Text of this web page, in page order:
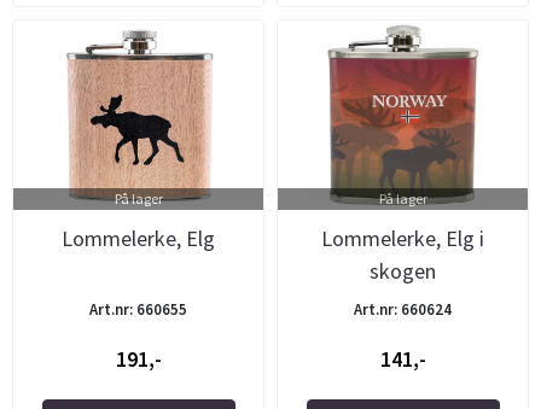
På lager
Lommelerke, Elg
Art.nr: 660655
191,-
På lager
Lommelerke, Elg i
skogen
Art.nr: 660624
141,-